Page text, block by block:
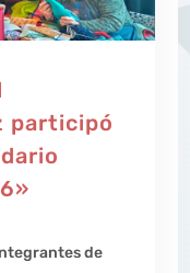
participó
de